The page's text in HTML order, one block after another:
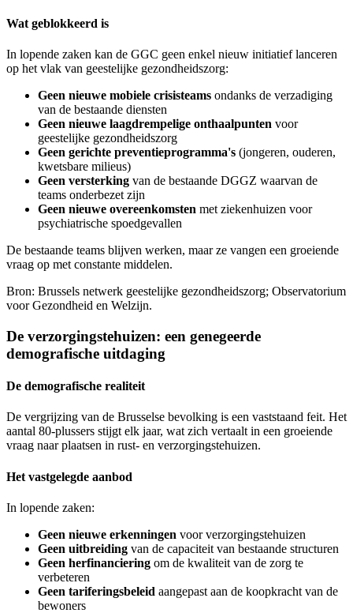
Wat geblokkeerd is
In lopende zaken kan de GGC geen enkel nieuw initiatief lanceren
op het vlak van geestelijke gezondheidszorg:
Geen nieuwe mobiele crisisteams ondanks de verzadiging
van de bestaande diensten
Geen nieuwe laagdrempelige onthaalpunten voor
geestelijke gezondheidszorg
Geen gerichte preventieprogramma's (jongeren, ouderen,
kwetsbare milieus)
Geen versterking van de bestaande DGGZ waarvan de
teams onderbezet zijn
Geen nieuwe overeenkomsten met ziekenhuizen voor
psychiatrische spoedgevallen
De bestaande teams blijven werken, maar ze vangen een groeiende
vraag op met constante middelen.
Bron: Brussels netwerk geestelijke gezondheidszorg; Observatorium
voor Gezondheid en Welzijn.
De verzorgingstehuizen: een genegeerde
demografische uitdaging
De demografische realiteit
De vergrijzing van de Brusselse bevolking is een vaststaand feit. Het
aantal 80-plussers stijgt elk jaar, wat zich vertaalt in een groeiende
vraag naar plaatsen in rust- en verzorgingstehuizen.
Het vastgelegde aanbod
In lopende zaken:
Geen nieuwe erkenningen voor verzorgingstehuizen
Geen uitbreiding van de capaciteit van bestaande structuren
Geen herfinanciering om de kwaliteit van de zorg te
verbeteren
Geen tariferingsbeleid aangepast aan de koopkracht van de
bewoners